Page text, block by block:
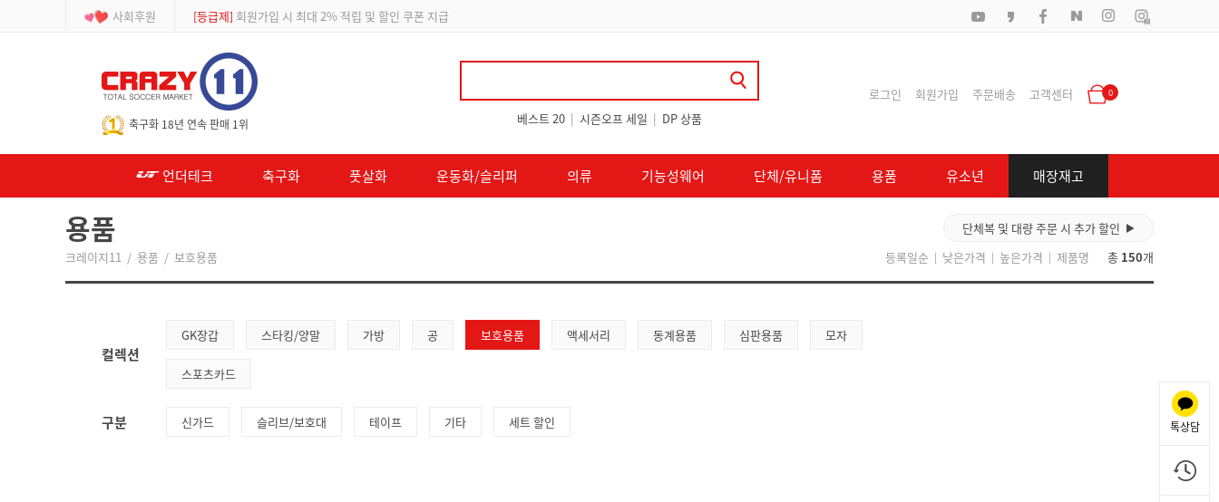
사회후원 [등급제] 회원가입 시 최대 2% 적립 및 할인 쿠폰 지급
축구화 18년 연속 판매 1위 베스트 20 | 시즌오프 세일 | DP 상품
로그인 회원가입 주문배송 고객센터 0
언더테크 축구화 풋살화 운동화/슬리퍼 의류 기능성웨어 단체/유니폼 용품 유소년 매장재고
용품 단체복 및 대량 주문 시 추가 할인 ▶
크레이지11 / 용품 / 보호용품 등록일순 | 낮은가격 | 높은가격 | 제품명 총 150개
컬렉션
GK장갑 스타킹/양말 가방 공 보호용품 액세서리 동계용품 심판용품 모자
스포츠카드
구분 신가드 슬리브/보호대 테이프 기타 세트 할인 톡상담